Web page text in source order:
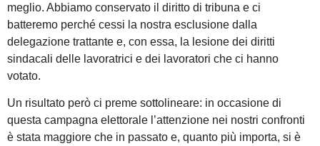
meglio. Abbiamo conservato il diritto di tribuna e ci
batteremo perché cessi la nostra esclusione dalla
delegazione trattante e, con essa, la lesione dei diritti
sindacali delle lavoratrici e dei lavoratori che ci hanno
votato.
Un risultato però ci preme sottolineare: in occasione di
questa campagna elettorale l’attenzione nei nostri confronti
è stata maggiore che in passato e, quanto più importa, si è